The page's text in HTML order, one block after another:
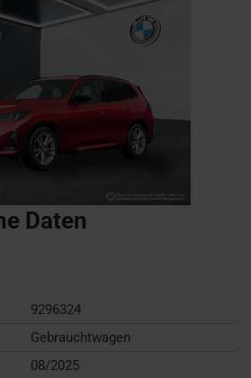
Daten
9296324
Gebrauchtwagen
08/2025